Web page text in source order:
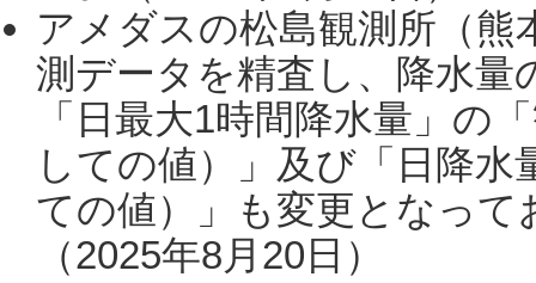
アメダスの松島観測所（熊
測データを精査し、降水
「日最大1時間降水量」の
しての値）」及び「日降
ての値）」も変更となっ
（2025年8月20日）